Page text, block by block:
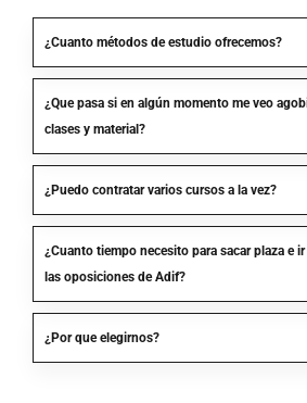
¿Cuanto métodos de estudio ofrecemos?
¿Que pasa si en algún momento me veo
clases y material?
¿Puedo contratar varios cursos a la vez?
¿Cuanto tiempo necesito para sacar plaza e
las oposiciones de Adif?
¿Por que elegirnos?